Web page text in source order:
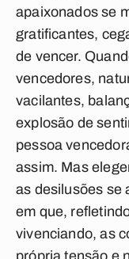
apaixonados se
gratificantes,
de vencer.
vencedores,
vacilantes,
explosão de
pessoa
assim. Mas
as desilusões se
em que,
vivenciando, as
própria tensão e